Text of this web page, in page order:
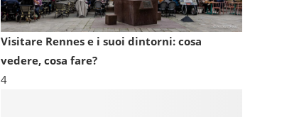
Visitare Rennes e i suoi dintorni: cosa
vedere, cosa fare?
4